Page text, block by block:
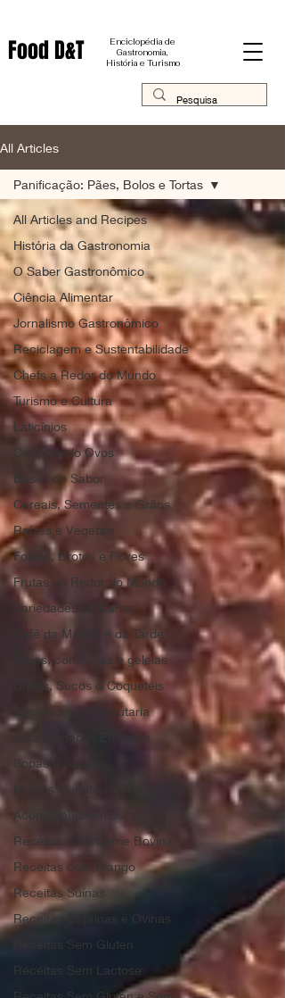
Food D&T
Enciclopédia de
Gastronomia,
História e Turismo
All Articles
All Articles and Recipes
História da Gastronomia
O Saber Gastronômico
Ciência Alimentar
Jornalismo Gastronômico
Reciclagem e Sustentabilidade
Chefs a Redor do Mundo
Turismo e Cultura
Laticínios
Cozinhando Ovos
Bases do Sabor
Cereais, Sementes e Grãos
Raízes e Vegetais
Folhas, Brotos e Flores
Frutas ao Redor do Mundo
Variedades de Carne
Café da Manhã e da Tarde
Picles, conservas e geleias
Drinks, Sucos & Coquetéis
Aperitivos e Charcutaria
Para começar, Entradas
Sopas e Saladas
Molhos Quentes e Frios
Acompanhamentos
Receitas com Carne Bovina
Receitas com Frango
Receitas Suínas
Receitas Caprinas e Ovinas
Receitas Sem Gluten
Receitas Sem Lactose
Panificação: Pães, Bolos e Tortas